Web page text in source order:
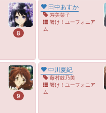
8
田中あすか
寿美菜子
響け！ユーフォニア
ム
9
中川夏紀
藤村鼓乃美
響け！ユーフォニア
ム